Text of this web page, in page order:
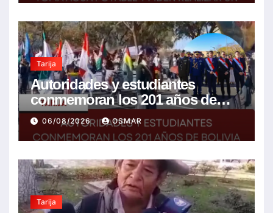
Tarija
Autoridades y estudiantes
conmemoran los 201 años de
Bolivia con la esperanza de un
mejor futuro
06/08/2026 OSMAR
Tarija